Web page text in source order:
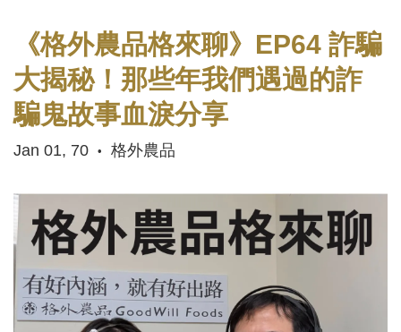
《格外農品格來聊》EP64 詐騙
大揭秘！那些年我們遇過的詐
騙鬼故事血淚分享
Jan 01, 70 • 格外農品